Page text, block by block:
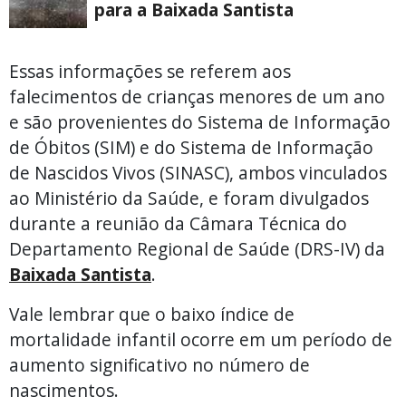
para a Baixada Santista
Essas informações se referem aos
falecimentos de crianças menores de um ano
e são provenientes do Sistema de Informação
de Óbitos (SIM) e do Sistema de Informação
de Nascidos Vivos (SINASC), ambos vinculados
ao Ministério da Saúde, e foram divulgados
durante a reunião da Câmara Técnica do
Departamento Regional de Saúde (DRS-IV) da
Baixada Santista.
Vale lembrar que o baixo índice de
mortalidade infantil ocorre em um período de
aumento significativo no número de
nascimentos.